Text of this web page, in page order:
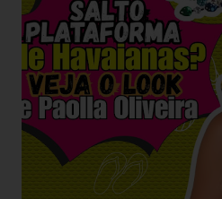
carregar na sola dos seus pés
transmitida de geração em
alagoano? O grande segredo
habilidade de traduzir a
acessório de moda
da versatilidade que consagrou
união perfeita entre a tradição
urbana que o seu guarda-ro...